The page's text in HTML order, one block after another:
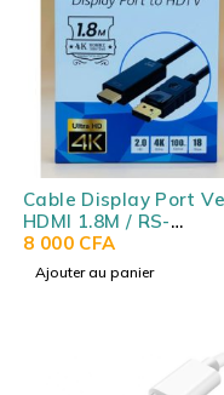
Cable Display Port
HDMI 1.8M / RS-
DPHDMI1.8M
8 000 CFA
Ajouter au panier